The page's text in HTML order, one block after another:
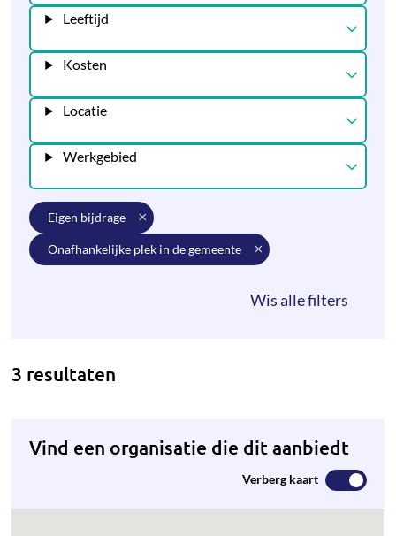
Leeftijd
Kosten
Locatie
Werkgebied
eigen bijdrage
onafhankelijke plek in de gemeente
3 resultaten
Vind een organisatie die dit aanbiedt
Verberg kaart